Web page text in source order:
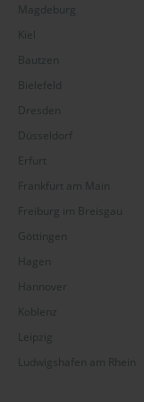
Magdeburg
Kiel
Bautzen
Bielefeld
Dresden
Düsseldorf
Erfurt
Frankfurt am Main
Freiburg im Breisgau
Göttingen
Hagen
Hannover
Koblenz
Leipzig
Ludwigshafen am Rhein